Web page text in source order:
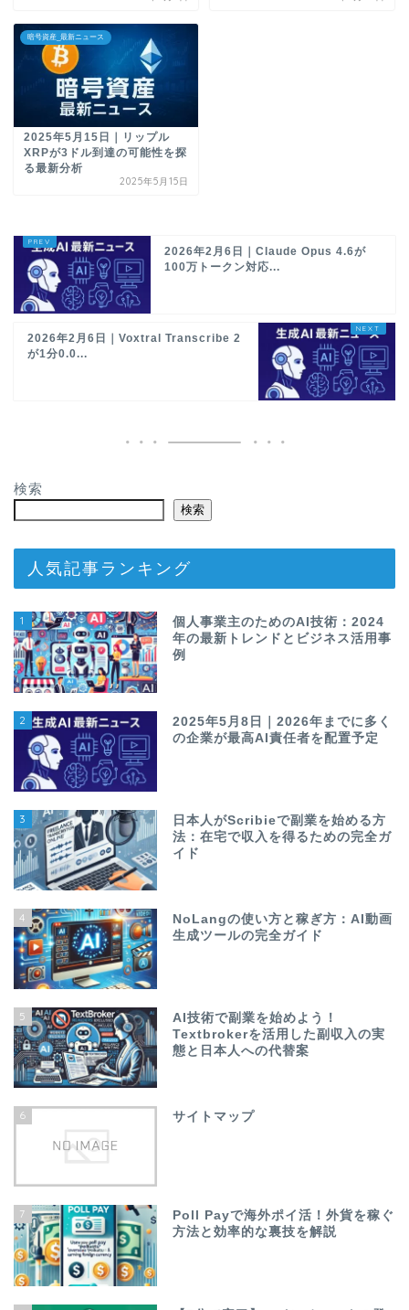
暗号資産_最新ニュース
2025年5月15日｜リップル
XRPが3ドル到達の可能性を探
る最新分析
2025年5月15日
2026年2月6日｜Claude Opus 4.6が
100万トークン対応...
2026年2月6日｜Voxtral Transcribe 2
が1分0.0...
検索
検索
人気記事ランキング
1
個人事業主のためのAI技術：2024
年の最新トレンドとビジネス活用事
例
2
2025年5月8日｜2026年までに多く
の企業が最高AI責任者を配置予定
3
日本人がScribieで副業を始める方
法：在宅で収入を得るための完全ガ
イド
4
NoLangの使い方と稼ぎ方：AI動画
生成ツールの完全ガイド
5
AI技術で副業を始めよう！
Textbrokerを活用した副収入の実
態と日本人への代替案
6 サイトマップ
7
Poll Payで海外ポイ活！外貨を稼ぐ
方法と効率的な裏技を解説